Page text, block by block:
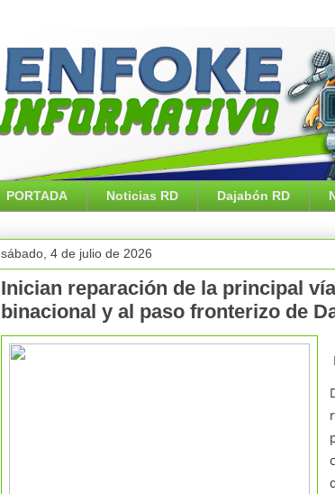
PORTADA Noticias RD Dajabón RD
sábado, 4 de julio de 2026
Inician reparación de la principal
binacional y al paso fronterizo de